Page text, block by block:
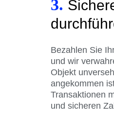
3.
Bezahlen Sie
und wir
Objekt
angekommen
Transaktionen
und sicheren